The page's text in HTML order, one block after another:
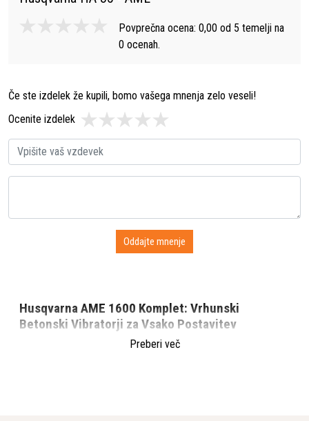
Povprečna ocena: 0,00 od 5 temelji na
0 ocenah.
Če ste izdelek že kupili, bomo vašega mnenja zelo veseli!
Ocenite izdelek
Husqvarna AME 1600 Komplet: Vrhunski
Betonski Vibratorji za Vsako Postavitev
Preberi več